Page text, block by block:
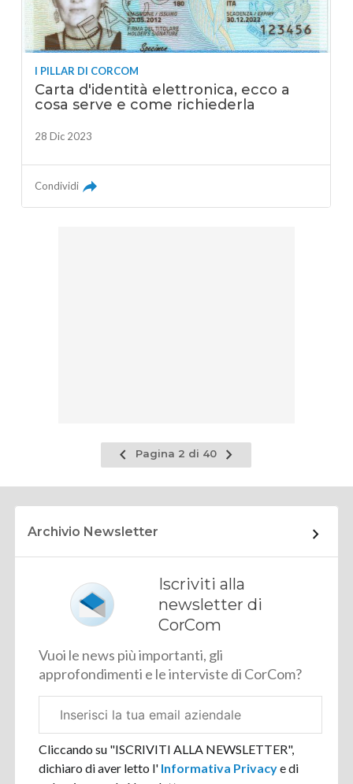
I PILLAR DI CORCOM
Carta d'identità elettronica, ecco a
cosa serve e come richiederla
28 Dic 2023
Condividi
Pagina
precedente
Pagina 2 di 40
Pagina
successiva
Archivio Newsletter
Iscriviti alla
newsletter di
CorCom
Vuoi le news più importanti, gli
approfondimenti e le interviste di CorCom?
aziendale
Cliccando su "ISCRIVITI ALLA NEWSLETTER",
dichiaro di aver letto l' Informativa Privacye di